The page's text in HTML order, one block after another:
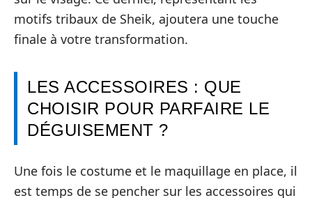
motifs tribaux de Sheik, ajoutera une touche
finale à votre transformation.
LES ACCESSOIRES : QUE
CHOISIR POUR PARFAIRE LE
DÉGUISEMENT ?
Une fois le costume et le maquillage en place, il
est temps de se pencher sur les accessoires qui